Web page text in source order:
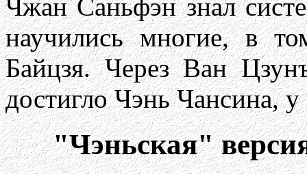
Чжан Саньфэн знал
научились многие, в
Байцзя. Через Ван
достигло Чэнь Чансина,
"Чэньская"